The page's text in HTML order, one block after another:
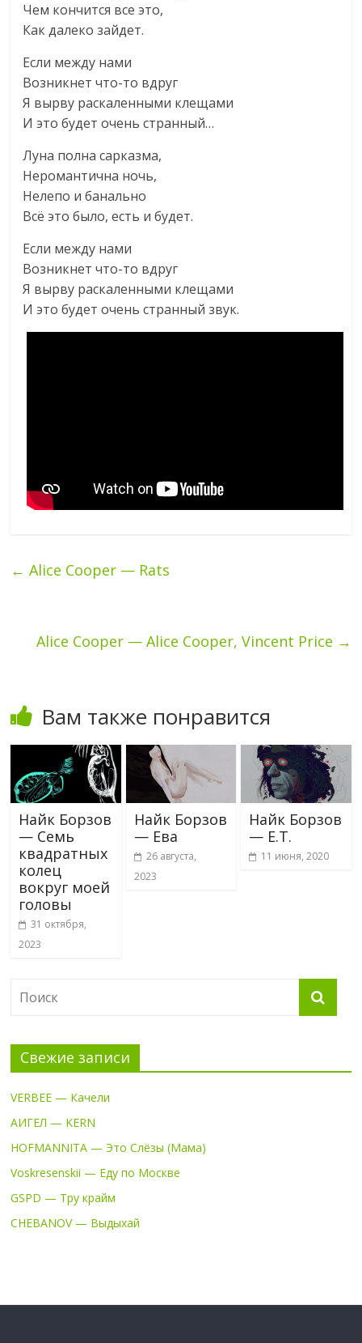
Чем кончится все это,
Как далеко зайдет.
Если между нами
Возникнет что-то вдруг
Я вырву раскаленными клещами
И это будет очень странный…
Луна полна сарказма,
Неромантична ночь,
Нелепо и банально
Всё это было, есть и будет.
Если между нами
Возникнет что-то вдруг
Я вырву раскаленными клещами
И это будет очень странный звук.
← Alice Cooper — Rats
Alice Cooper — Alice Cooper, Vincent Price →
Вам также понравится
Найк Борзов
— Семь
квадратных
колец
вокруг моей
головы
31 октября,
2023
Найк Борзов
— Ева
26 августа,
2023
Найк Борзов
— Е.Т.
11 июня, 2020
Свежие записи
VERBEE — Качели
АИГЕЛ — KERN
HOFMANNITA — Это Слёзы (Мама)
Voskresenskii — Еду по Москве
GSPD — Тру крайм
CHEBANOV — Выдыхай